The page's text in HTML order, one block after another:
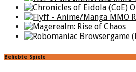
Beliebte Spiele